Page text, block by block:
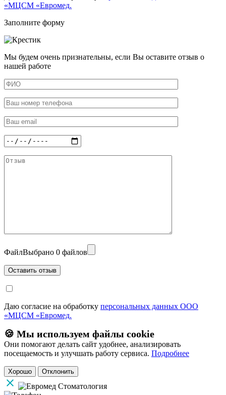
«МЦСМ «Евромед.
Заполните форму
Мы будем очень признательны, если Вы оставите отзыв о
нашей работе
ФайлВыбрано 0 файлов
Даю согласие на обработку персональных данных ООО
«МЦСМ «Евромед.
🍪 Мы используем файлы cookie
Они помогают делать сайт удобнее, анализировать
посещаемость и улучшать работу сервиса. Подробнее
Хорошо Отклонить